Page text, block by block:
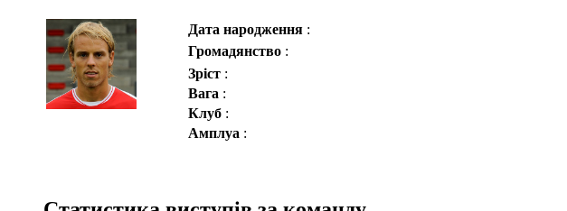
Дата народження :
Громадянство :
Зріст :
Вага :
Клуб :
Амплуа :